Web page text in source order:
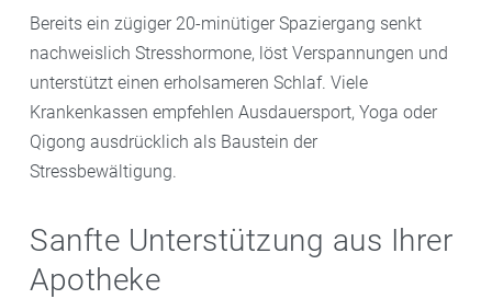
Bereits ein zügiger 20-minütiger Spaziergang senkt
nachweislich Stresshormone, löst Verspannungen und
unterstützt einen erholsameren Schlaf. Viele
Krankenkassen empfehlen Ausdauersport, Yoga oder
Qigong ausdrücklich als Baustein der
Stressbewältigung.
Sanfte Unterstützung aus Ihrer
Apotheke